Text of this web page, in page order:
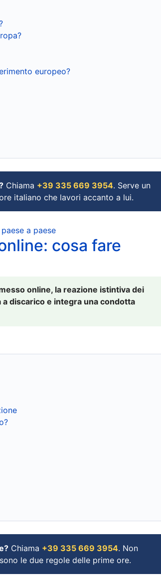
europeo?
Chiama +39 335 669 3954. Serve un
italiano che lavori accanto a lui.
a paese
cosa fare
online, la reazione istintiva dei
discarico e integra una condotta
Chiama +39 335 669 3954. Non
le due regole delle prime ore.